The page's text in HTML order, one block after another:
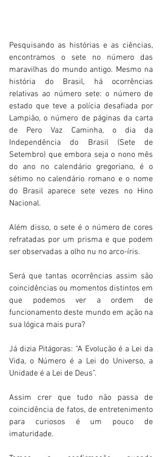
Pesquisando as histórias e as ciências,
encontramos o sete no número das
maravilhas do mundo antigo. Mesmo na
história do Brasil, há ocorrências
relativas ao número sete: o número de
estado que teve a polícia desafiada por
Lampião, o número de páginas da carta
de Pero Vaz Caminha, o dia da
Independência do Brasil (Sete de
Setembro) que embora seja o nono mês
do ano no calendário gregoriano, é o
sétimo no calendário romano e o nome
do Brasil aparece sete vezes no Hino
Nacional.
Além disso, o sete é o número de cores
refratadas por um prisma e que podem
ser observadas a olho nu no arco-íris.
Será que tantas ocorrências assim são
coincidências ou momentos distintos em
que podemos ver a ordem de
funcionamento deste mundo em ação na
sua lógica mais pura?
Já dizia Pitágoras: “A Evolução é a Lei da
Vida, o Número é a Lei do Universo, a
Unidade é a Lei de Deus”.
Assim crer que tudo não passa de
coincidência de fatos, de entretenimento
para curiosos é um pouco de
imaturidade.